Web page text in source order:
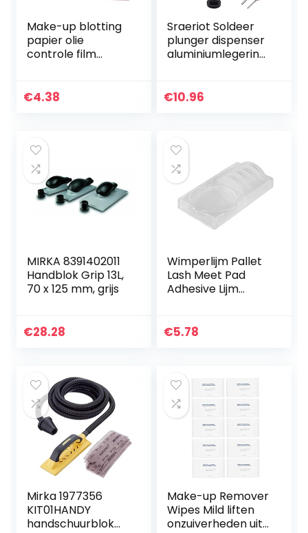
Make-up blotting
papier olie
controle film
olieachtige
€4.38
Sraeriot Soldeer
plunger dispenser
aluminiumlegering
Duwer met naald
€10.96
MIRKA 8391402011
Handblok Grip 13L,
70 x 125 mm, grijs
€28.28
Wimperlijm Pallet
Lash Meet Pad
Adhesive Lijm
Tool, Makeup Tools
€5.78
Mirka 1977356
KIT01HANDY
handschuurblok
Make-up Remover
Wipes Mild liften
onzuiverheden uit